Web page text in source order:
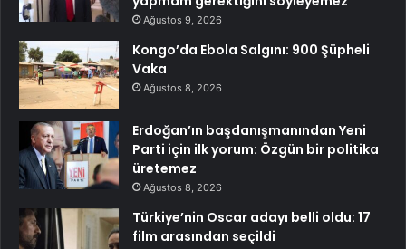
Ağustos 9, 2026
Kongo’da Ebola Salgını: 900 Şüpheli
Vaka
Ağustos 8, 2026
Erdoğan’ın başdanışmanından Yeni
Parti için ilk yorum: Özgün bir politika
üretemez
Ağustos 8, 2026
Türkiye’nin Oscar adayı belli oldu: 17
film arasından seçildi